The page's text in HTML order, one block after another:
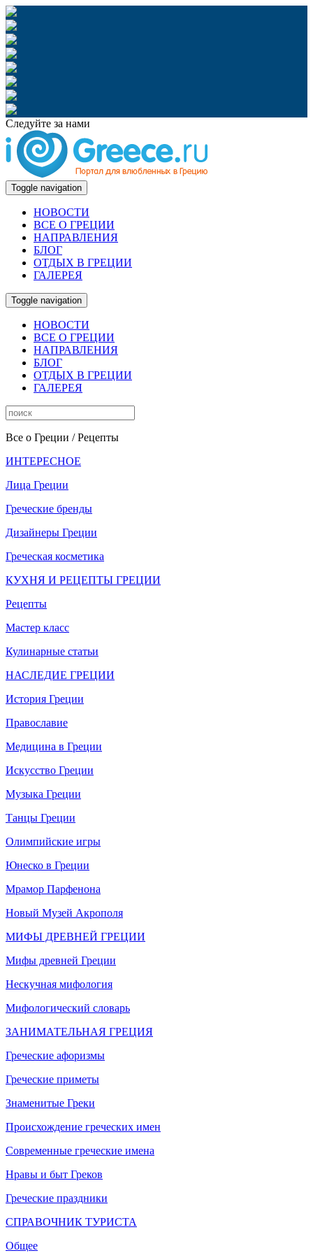
Следуйте за нами
Toggle navigation
НОВОСТИ
ВСЕ О ГРЕЦИИ
НАПРАВЛЕНИЯ
БЛОГ
ОТДЫХ В ГРЕЦИИ
ГАЛЕРЕЯ
Toggle navigation
НОВОСТИ
ВСЕ О ГРЕЦИИ
НАПРАВЛЕНИЯ
БЛОГ
ОТДЫХ В ГРЕЦИИ
ГАЛЕРЕЯ
Все о Греции / Рецепты
ИНТЕРЕСНОЕ
Лица Греции
Греческие бренды
Дизайнеры Греции
Греческая косметика
КУХНЯ И РЕЦЕПТЫ ГРЕЦИИ
Рецепты
Мастер класс
Кулинарные статьи
НАСЛЕДИЕ ГРЕЦИИ
История Греции
Православие
Медицина в Греции
Искусство Греции
Музыка Греции
Танцы Греции
Олимпийские игры
Юнеско в Греции
Мрамор Парфенона
Новый Музей Акрополя
МИФЫ ДРЕВНЕЙ ГРЕЦИИ
Мифы древней Греции
Нескучная мифология
Мифологический словарь
ЗАНИМАТЕЛЬНАЯ ГРЕЦИЯ
Греческие афоризмы
Греческие приметы
Знаменитые Греки
Происхождение греческих имен
Современные греческие имена
Нравы и быт Греков
Греческие праздники
СПРАВОЧНИК ТУРИСТА
Общее